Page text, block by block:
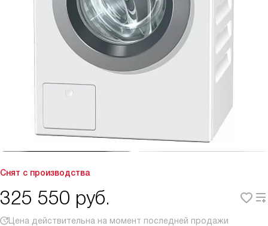
Снят с производства
325 550 руб.
Цена действительна на момент последней продажи